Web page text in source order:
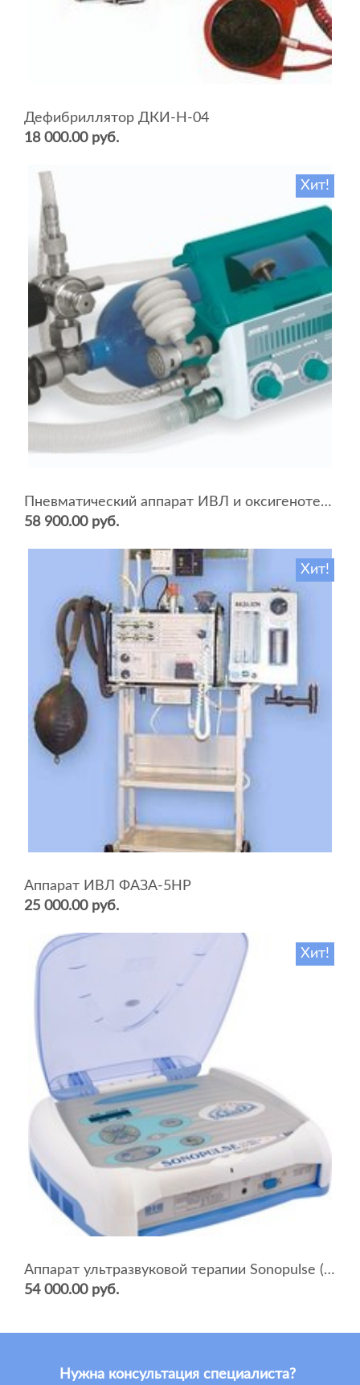
Дефибриллятор ДКИ-Н-04
18 000.00 руб.
Хит!
Пневматический аппарат ИВЛ и оксигенотерапии портативный АИВЛп-2/20-«ТМТ»
58 900.00 руб.
Хит!
Аппарат ИВЛ ФАЗА-5НР
25 000.00 руб.
Хит!
Аппарат ультразвуковой терапии Sonopulse (мультичастотный 1 и 3 Мгц)
54 000.00 руб.
Нужна консультация специалиста?